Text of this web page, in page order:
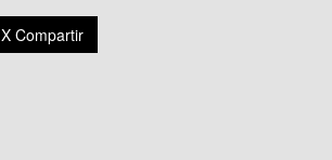
X Compartir